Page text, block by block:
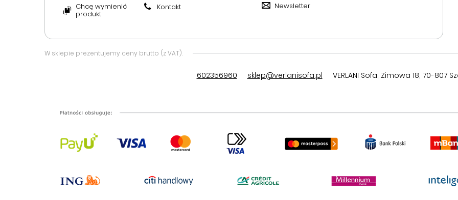
Chcę wymienić
produkt
Kontakt
Newsletter
W sklepie prezentujemy ceny brutto (z VAT).
602356960 sklep@verlanisofa.pl VERLANI Sofa, Zimowa 18, 70-807